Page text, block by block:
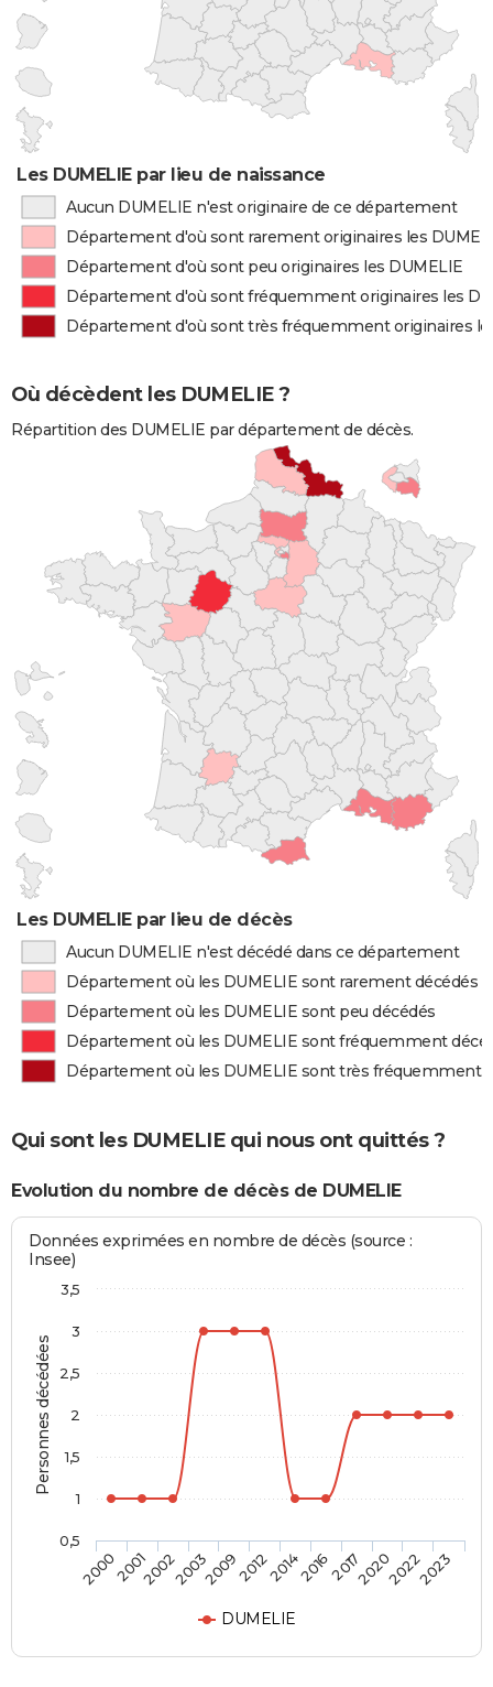
Les DUMELIE par lieu de naissance
Aucun DUMELIE n'est originaire de ce département
Département d'où sont rarement originaires les
Département d'où sont peu originaires les DUMELIE
Département d'où sont fréquemment originaires les
Département d'où sont très fréquemment originaires
Où décèdent les DUMELIE ?
Répartition des DUMELIE par département de décès.
Les DUMELIE par lieu de décès
Aucun DUMELIE n'est décédé dans ce département
Département où les DUMELIE sont rarement décédés
Département où les DUMELIE sont peu décédés
Département où les DUMELIE sont fréquemment
Département où les DUMELIE sont très fréquemment
Qui sont les DUMELIE qui nous ont quittés ?
Evolution du nombre de décès de DUMELIE
Personnes décédées
Données exprimées en nombre de décès (source :
Insee)
DUMELIE
200020012002200320092012201420162017202020222023
0,5
1
1,5
2
2,5
3
3,5